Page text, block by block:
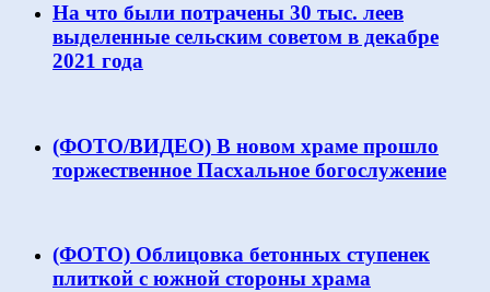
На что были потрачены 30 тыс. леев
выделенные сельским советом в декабре
2021 года
(ФОТО/ВИДЕО) В новом храме прошло
торжественное Пасхальное богослужение
(ФОТО) Облицовка бетонных ступенек
плиткой с южной стороны храма